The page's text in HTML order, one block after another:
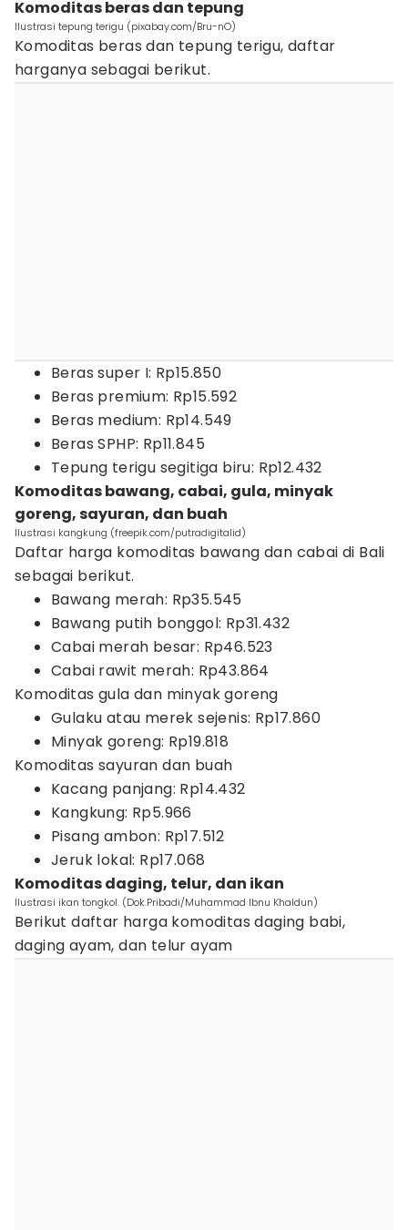
Komoditas beras dan tepung
Ilustrasi tepung terigu (pixabay.com/Bru-nO)
Komoditas beras dan tepung terigu, daftar
harganya sebagai berikut.
Beras super I: Rp15.850
Beras premium: Rp15.592
Beras medium: Rp14.549
Beras SPHP: Rp11.845
Tepung terigu segitiga biru: Rp12.432
Komoditas bawang, cabai, gula, minyak
goreng, sayuran, dan buah
Ilustrasi kangkung (freepik.com/putradigitalid)
Daftar harga komoditas bawang dan cabai di Bali
sebagai berikut.
Bawang merah: Rp35.545
Bawang putih bonggol: Rp31.432
Cabai merah besar: Rp46.523
Cabai rawit merah: Rp43.864
Komoditas gula dan minyak goreng
Gulaku atau merek sejenis: Rp17.860
Minyak goreng: Rp19.818
Komoditas sayuran dan buah
Kacang panjang: Rp14.432
Kangkung: Rp5.966
Pisang ambon: Rp17.512
Jeruk lokal: Rp17.068
Komoditas daging, telur, dan ikan
Ilustrasi ikan tongkol. (Dok.Pribadi/Muhammad Ibnu Khaldun)
Berikut daftar harga komoditas daging babi,
daging ayam, dan telur ayam